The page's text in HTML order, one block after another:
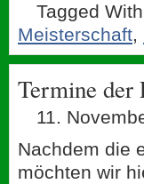
Tagged
Meisterschaft,
Termine der
11.
Nachdem die
möchten wir